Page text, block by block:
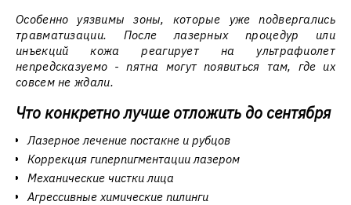
Особенно уязвимы зоны, которые уже подвергались
травматизации. После лазерных процедур или
инъекций кожа реагирует на ультрафиолет
непредсказуемо - пятна могут появиться там, где их
совсем не ждали.
Что конкретно лучше отложить до сентября
Лазерное лечение постакне и рубцов
Коррекция гиперпигментации лазером
Механические чистки лица
Агрессивные химические пилинги